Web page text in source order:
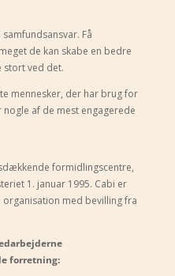
Få
de kan skabe en bedre
ved det.
mennesker, der har brug for
af de mest engagerede
formidlingscentre,
1. januar 1995. Cabi er
med bevilling fra
forretning: